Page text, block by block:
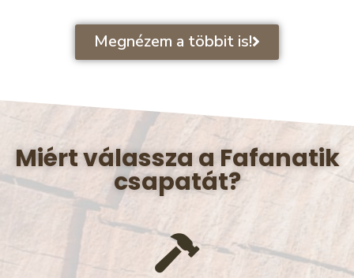
Megnézem a többit is!
Miért válassza a Fafanatik
csapatát?